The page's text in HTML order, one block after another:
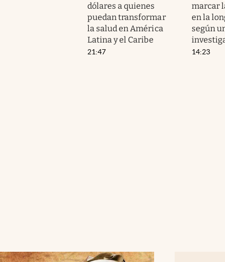
dólares a quienes
puedan transformar
la salud en América
Latina y el Caribe
21:47
marcar
en la
según
14:23